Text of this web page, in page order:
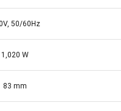
50/60Hz
W
mm